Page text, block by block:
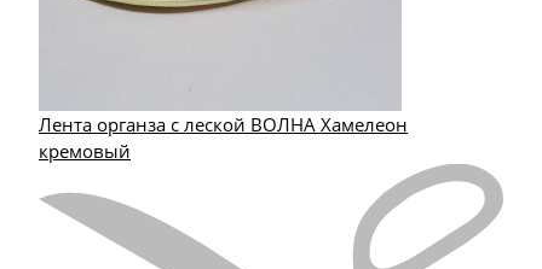
Лента органза с леской ВОЛНА Хамелеон
кремовый